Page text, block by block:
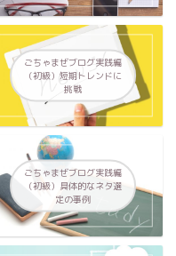
ごちゃまぜブログ実践編
（初級）短期トレンドに
挑戦
ごちゃまぜブログ実践編
（初級）具体的なネタ選
定の事例